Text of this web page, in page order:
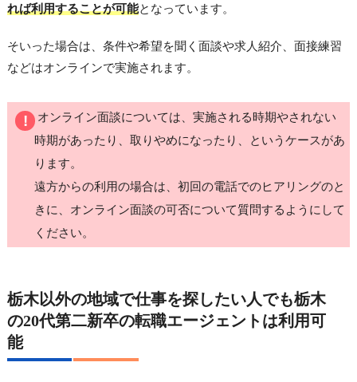
れば利用することが可能となっています。
そいった場合は、条件や希望を聞く面談や求人紹介、面接練習
などはオンラインで実施されます。
オンライン面談については、実施される時期やされない
時期があったり、取りやめになったり、というケースがあ
ります。
遠方からの利用の場合は、初回の電話でのヒアリングのと
きに、オンライン面談の可否について質問するようにして
ください。
栃木以外の地域で仕事を探したい人でも栃木
の20代第二新卒の転職エージェントは利用可
能